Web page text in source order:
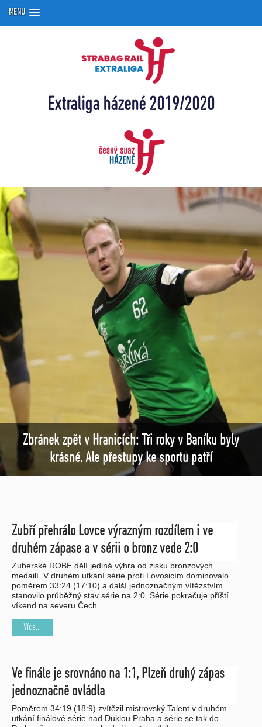
MENU
Extraliga házené 2019/2020
Zbránek zpět v Hranicích: Tři roky v Baníku byly
krásné. Ale přestupy ke sportu patří
Zubří přehrálo Lovce výrazným rozdílem i ve
druhém zápase a v sérii o bronz vede 2:0
Zuberské ROBE dělí jediná výhra od zisku bronzových
medailí. V druhém utkání série proti Lovosicím dominovalo
poměrem 33:24 (17:10) a další jednoznačným vítězstvím
stanovilo průběžný stav série na 2:0. Série pokračuje příští
víkend na severu Čech.
Více...
Ve finále je srovnáno na 1:1, Plzeň druhý zápas
jednoznačně ovládla
Poměrem 34:19 (18:9) zvítězil mistrovský Talent v druhém
utkání finálové série nad Duklou Praha a série se tak do